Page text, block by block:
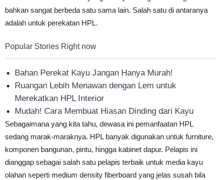
bahkan sangat berbeda satu sama lain. Salah satu di antaranya
adalah untuk perekatan HPL.
Popular Stories Right now
Bahan Perekat Kayu Jangan Hanya Murah!
Ruangan Lebih Menawan dengan Lem untuk
Merekatkan HPL Interior
Mudah! Cara Membuat Hiasan Dinding dari Kayu
Sebagaimana yang kita tahu, dewasa ini pemanfaatan HPL
sedang marak-maraknya. HPL banyak digunakan untuk furniture,
komponen bangunan, pintu, hingga kabinet dapur. Pelapis ini
dianggap sebagai salah satu pelapis terbaik untuk media kayu
olahan seperti medium density fiberboard yang jelas susah bila